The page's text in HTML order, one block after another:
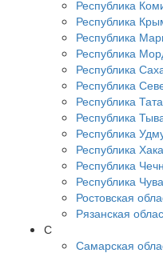
Республика
Республика
Республика
Республика
Республика
Республика
Республика
Республика
Республика
Республика
Республика
Республика
Ростовская
Рязанская
С
Самарская